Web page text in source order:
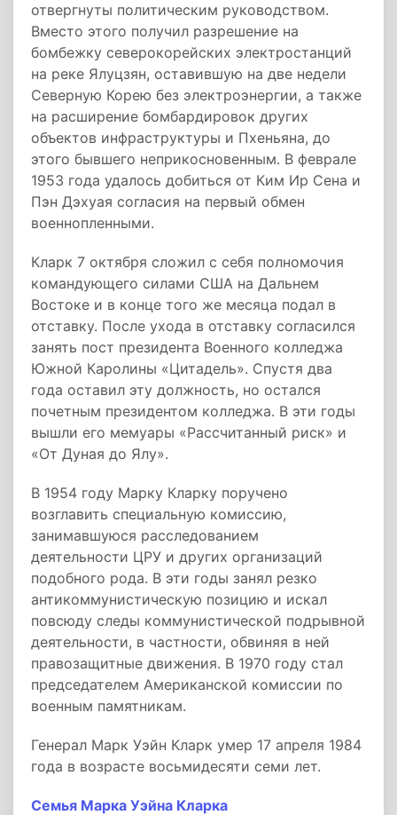
отвергнуты политическим руководством.
Вместо этого получил разрешение на
бомбежку северокорейских электростанций
на реке Ялуцзян, оставившую на две недели
Северную Корею без электроэнергии, а также
на расширение бомбардировок других
объектов инфраструктуры и Пхеньяна, до
этого бывшего неприкосновенным. В феврале
1953 года удалось добиться от Ким Ир Сена и
Пэн Дэхуая согласия на первый обмен
военнопленными.
Кларк 7 октября сложил с себя полномочия
командующего силами США на Дальнем
Востоке и в конце того же месяца подал в
отставку. После ухода в отставку согласился
занять пост президента Военного колледжа
Южной Каролины «Цитадель». Спустя два
года оставил эту должность, но остался
почетным президентом колледжа. В эти годы
вышли его мемуары «Рассчитанный риск» и
«От Дуная до Ялу».
В 1954 году Марку Кларку поручено
возглавить специальную комиссию,
занимавшуюся расследованием
деятельности ЦРУ и других организаций
подобного рода. В эти годы занял резко
антикоммунистическую позицию и искал
повсюду следы коммунистической подрывной
деятельности, в частности, обвиняя в ней
правозащитные движения. В 1970 году стал
председателем Американской комиссии по
военным памятникам.
Генерал Марк Уэйн Кларк умер 17 апреля 1984
года в возрасте восьмидесяти семи лет.
Семья Марка Уэйна Кларка